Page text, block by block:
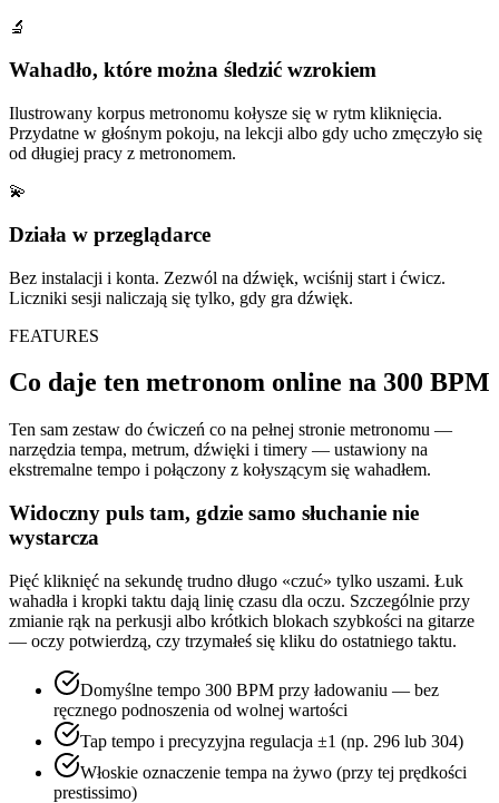
🔬
Wahadło, które można śledzić wzrokiem
Ilustrowany korpus metronomu kołysze się w rytm kliknięcia.
Przydatne w głośnym pokoju, na lekcji albo gdy ucho zmęczyło się
od długiej pracy z metronomem.
💫
Działa w przeglądarce
Bez instalacji i konta. Zezwól na dźwięk, wciśnij start i ćwicz.
Liczniki sesji naliczają się tylko, gdy gra dźwięk.
FEATURES
Co daje ten metronom online na 300 BPM
Ten sam zestaw do ćwiczeń co na pełnej stronie metronomu —
narzędzia tempa, metrum, dźwięki i timery — ustawiony na
ekstremalne tempo i połączony z kołyszącym się wahadłem.
Widoczny puls tam, gdzie samo słuchanie nie
wystarcza
Pięć kliknięć na sekundę trudno długo «czuć» tylko uszami. Łuk
wahadła i kropki taktu dają linię czasu dla oczu. Szczególnie przy
zmianie rąk na perkusji albo krótkich blokach szybkości na gitarze
— oczy potwierdzą, czy trzymałeś się kliku do ostatniego taktu.
Domyślne tempo 300 BPM przy ładowaniu — bez
ręcznego podnoszenia od wolnej wartości
Tap tempo i precyzyjna regulacja ±1 (np. 296 lub 304)
Włoskie oznaczenie tempa na żywo (przy tej prędkości
prestissimo)